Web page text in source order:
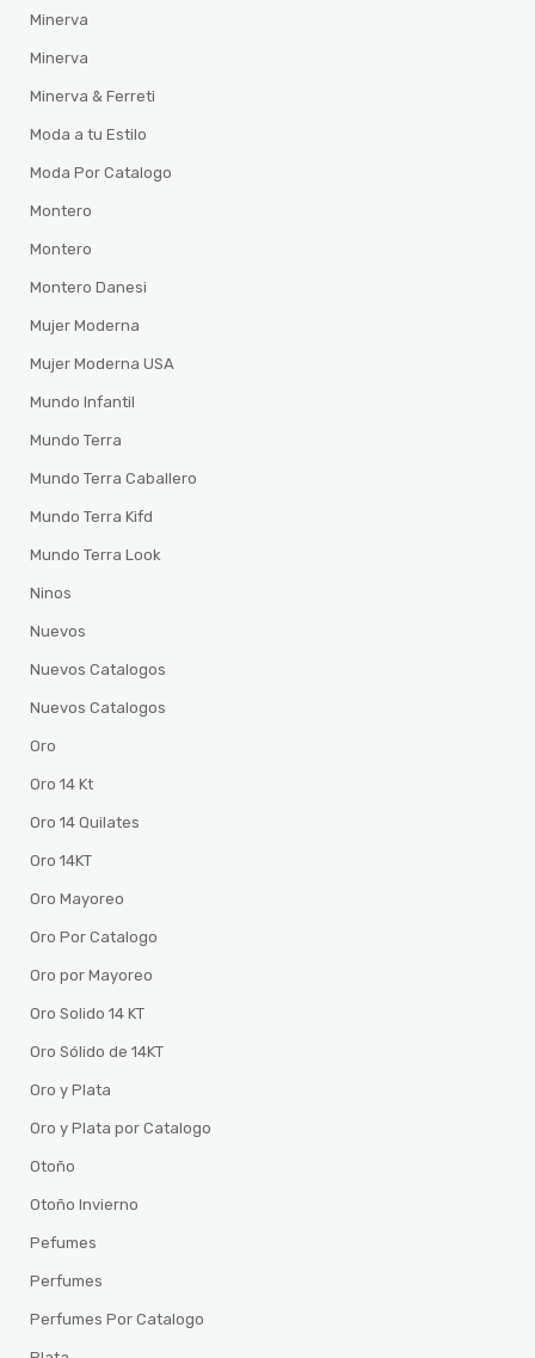
Minerva
Minerva
Minerva & Ferreti
Moda a tu Estilo
Moda Por Catalogo
Montero
Montero
Montero Danesi
Mujer Moderna
Mujer Moderna USA
Mundo Infantil
Mundo Terra
Mundo Terra Caballero
Mundo Terra Kifd
Mundo Terra Look
Ninos
Nuevos
Nuevos Catalogos
Nuevos Catalogos
Oro
Oro 14 Kt
Oro 14 Quilates
Oro 14KT
Oro Mayoreo
Oro Por Catalogo
Oro por Mayoreo
Oro Solido 14 KT
Oro Sólido de 14KT
Oro y Plata
Oro y Plata por Catalogo
Otoño
Otoño Invierno
Pefumes
Perfumes
Perfumes Por Catalogo